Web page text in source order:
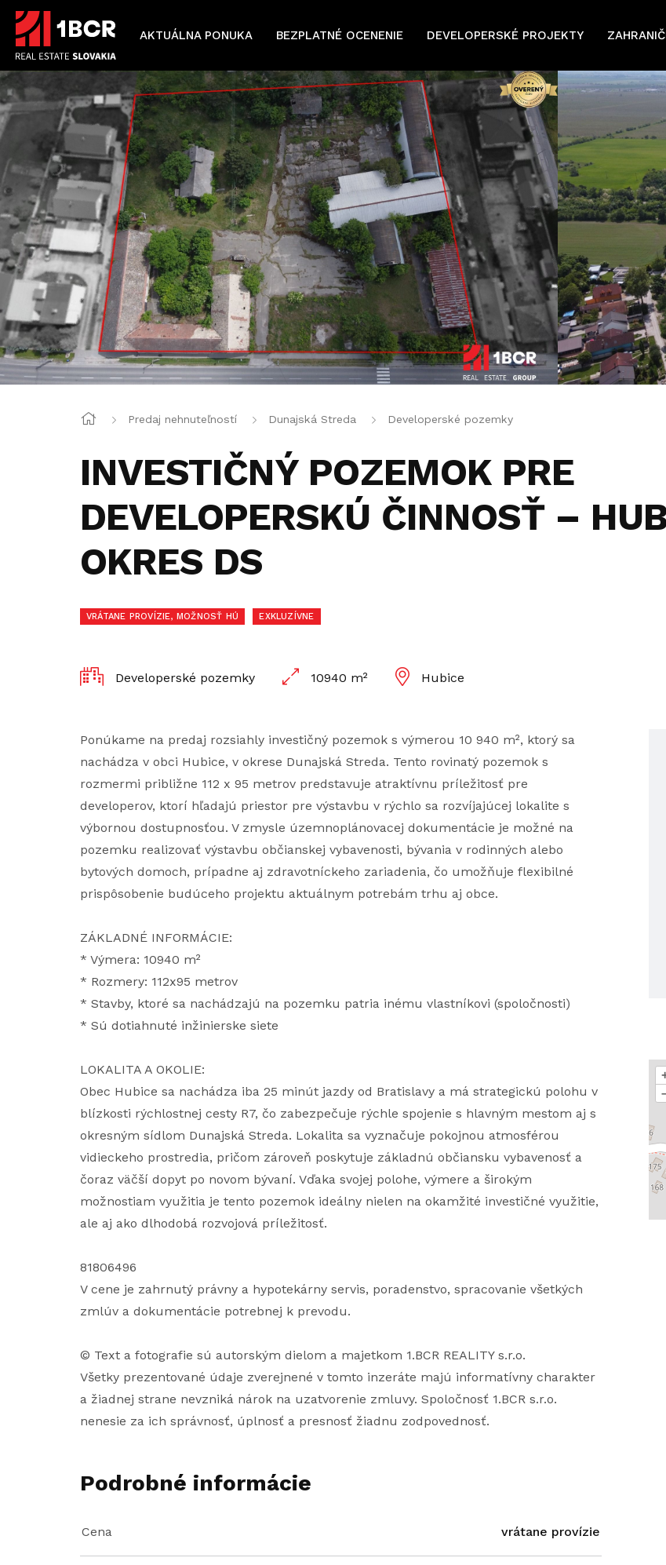
AKTUÁLNA PONUKA BEZPLATNÉ OCENENIE DEVELOPERSKÉ PROJEKTY
Predaj nehnuteľností Dunajská Streda Developerské pozemky
INVESTIČNÝ POZEMOK PRE
DEVELOPERSKÚ ČINNOSŤ –
OKRES DS
VRÁTANE PROVÍZIE, MOŽNOSŤ HÚ EXKLUZÍVNE
Developerské pozemky 10940 m² Hubice
Ponúkame na predaj rozsiahly investičný pozemok s výmerou 10 940 m², ktorý sa
nachádza v obci Hubice, v okrese Dunajská Streda. Tento rovinatý pozemok s
rozmermi približne 112 x 95 metrov predstavuje atraktívnu príležitosť pre
developerov, ktorí hľadajú priestor pre výstavbu v rýchlo sa rozvíjajúcej lokalite s
výbornou dostupnosťou. V zmysle územnoplánovacej dokumentácie je možné na
pozemku realizovať výstavbu občianskej vybavenosti, bývania v rodinných alebo
bytových domoch, prípadne aj zdravotníckeho zariadenia, čo umožňuje flexibilné
prispôsobenie budúceho projektu aktuálnym potrebám trhu aj obce.
ZÁKLADNÉ INFORMÁCIE:
* Výmera: 10940 m²
* Rozmery: 112x95 metrov
* Stavby, ktoré sa nachádzajú na pozemku patria inému vlastníkovi (spoločnosti)
* Sú dotiahnuté inžinierske siete
LOKALITA A OKOLIE:
Obec Hubice sa nachádza iba 25 minút jazdy od Bratislavy a má strategickú polohu v
blízkosti rýchlostnej cesty R7, čo zabezpečuje rýchle spojenie s hlavným mestom aj s
okresným sídlom Dunajská Streda. Lokalita sa vyznačuje pokojnou atmosférou
vidieckeho prostredia, pričom zároveň poskytuje základnú občiansku vybavenosť a
čoraz väčší dopyt po novom bývaní. Vďaka svojej polohe, výmere a širokým
možnostiam využitia je tento pozemok ideálny nielen na okamžité investičné využitie,
ale aj ako dlhodobá rozvojová príležitosť.
81806496
V cene je zahrnutý právny a hypotekárny servis, poradenstvo, spracovanie všetkých
zmlúv a dokumentácie potrebnej k prevodu.
© Text a fotografie sú autorským dielom a majetkom 1.BCR REALITY s.r.o.
Všetky prezentované údaje zverejnené v tomto inzeráte majú informatívny charakter
a žiadnej strane nevzniká nárok na uzatvorenie zmluvy. Spoločnosť 1.BCR s.r.o.
nenesie za ich správnosť, úplnosť a presnosť žiadnu zodpovednosť.
Podrobné informácie
Cena vrátane provízie